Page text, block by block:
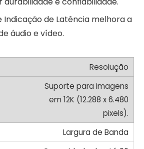
Indicação de Latência melhora a
áudio e vídeo.
Resolução
Suporte para imagens
em 12K (12.288 x 6.480
pixels).
Largura de Banda